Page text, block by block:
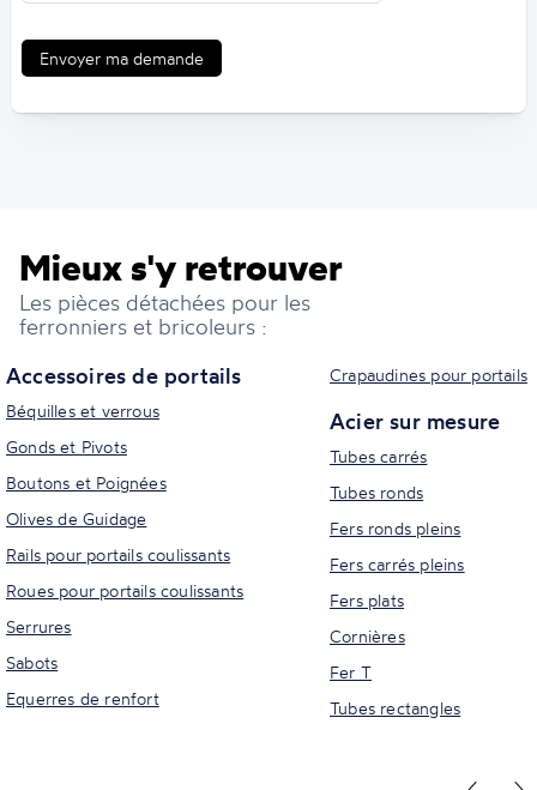
Envoyer ma demande
Mieux s'y retrouver
Les pièces détachées pour les
ferronniers et bricoleurs :
Accessoires de portails
Béquilles et verrous
Gonds et Pivots
Boutons et Poignées
Olives de Guidage
Rails pour portails coulissants
Roues pour portails coulissants
Serrures
Sabots
Equerres de renfort
Crapaudines pour portails
Acier sur mesure
Tubes carrés
Tubes ronds
Fers ronds pleins
Fers carrés pleins
Fers plats
Cornières
Fer T
Tubes rectangles